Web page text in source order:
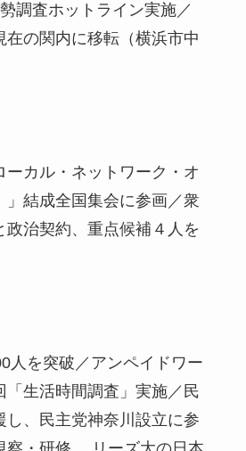
調査ホットライン実施／
在の関内に移転（横浜市中
ーカル・ネットワーク・オ
」結成全国集会に参画／衆
政治契約、重点候補４人を
人を突破／アンペイドワー
「生活時間調査」実施／民
し、民主党神奈川設立に参